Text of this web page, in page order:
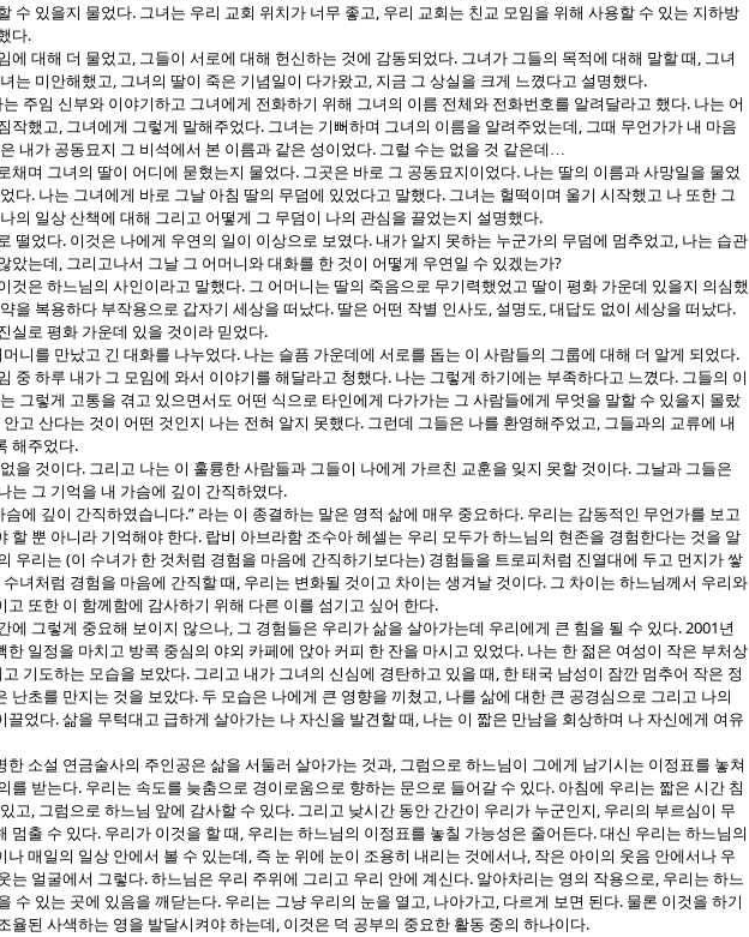
수 있을지 물었다. 그녀는 우리 교회 위치가 너무 좋고, 우리 교회는 친교 모임을 위해 사용할 수 있는 지하방
다.
에 대해 더 물었고, 그들이 서로에 대해 헌신하는 것에 감동되었다. 그녀가 그들의 목적에 대해 말할 때 , 그녀
는 미안해했고, 그녀의 딸이 죽은 기념일이 다가왔고, 지금 그 상실을 크게 느꼈다고 설명했다.
는 주임 신부와 이야기하고 그녀에게 전화하기 위해 그녀의 이름 전체와 전화번호를 알려달라고 했다. 나는 어
작했고, 그녀에게 그렇게 말해주었다. 그녀는 기뻐하며 그녀의 이름을 알려주었는데 , 그때 무언가가 내 마음
내가 공동묘지 그 비석에서 본 이름과 같은 성이었다. 그럴 수는 없을 것 같은데 …
채며 그녀의 딸이 어디에 묻혔는지 물었다. 그곳은 바로 그 공동묘지이었다. 나는 딸의 이름과 사망일을 물었
다. 나는 그녀에게 바로 그날 아침 딸의 무덤에 있었다고 말했다. 그녀는 헐떡이며 울기 시작했고 나 또한 그
의 일상 산책에 대해 그리고 어떻게 그 무덤이 나의 관심을 끌었는지 설명했다.
떨었다. 이것은 나에게 우연의 일이 이상으로 보였다. 내가 알지 못하는 누군가의 무덤에 멈추었고, 나는 습관
았는데 , 그리고나서 그날 그 어머니와 대화를 한 것이 어떻게 우연일 수 있겠는가?
것은 하느님의 사인이라고 말했다. 그 어머니는 딸의 죽음으로 무기력했었고 딸이 평화 가운데 있을지 의심했
을 복용하다 부작용으로 갑자기 세상을 떠났다. 딸은 어떤 작별 인사도, 설명도, 대답도 없이 세상을 떠났다.
실로 평화 가운데 있을 것이라 믿었다.
니를 만났고 긴 대화를 나누었다. 나는 슬픔 가운데에 서로를 돕는 이 사람들의 그룹에 대해 더 알게 되었다.
중 하루 내가 그 모임에 와서 이야기를 해달라고 청했다. 나는 그렇게 하기에는 부족하다고 느꼈다. 그들의 이
그렇게 고통을 겪고 있으면서도 어떤 식으로 타인에게 다가가는 그 사람들에게 무엇을 말할 수 있을지 몰랐
고 산다는 것이 어떤 것인지 나는 전혀 알지 못했다. 그런데 그들은 나를 환영해주었고, 그들과의 교류에 내
해주었다.
을 것이다. 그리고 나는 이 훌륭한 사람들과 그들이 나에게 가르친 교훈을 잊지 못할 것이다. 그날과 그들은
는 그 기억을 내 가슴에 깊이 간직하였다.
슴에 깊이 간직하였습니다.” 라는 이 종결하는 말은 영적 삶에 매우 중요하다. 우리는 감동적인 무언가를 보고
할 뿐 아니라 기억해야 한다. 랍비 아브라함 조수아 헤셀는 우리 모두가 하느님의 현존을 경험한다는 것을 알
우리는 (이 수녀가 한 것처럼 경험을 마음에 간직하기보다는) 경험들을 트로피처럼 진열대에 두고 먼지가 쌓
수녀처럼 경험을 마음에 간직할 때 , 우리는 변화될 것이고 차이는 생겨날 것이다. 그 차이는 하느님께서 우리와
고 또한 이 함께함에 감사하기 위해 다른 이를 섬기고 싶어 한다.
에 그렇게 중요해 보이지 않으나, 그 경험들은 우리가 삶을 살아가는데 우리에게 큰 힘을 될 수 있다. 2001 년
한 일정을 마치고 방콕 중심의 야외 카페에 앉아 커피 한 잔을 마시고 있었다. 나는 한 젊은 여성이 작은 부처상
기도하는 모습을 보았다. 그리고 내가 그녀의 신심에 경탄하고 있을 때 , 한 태국 남성이 잠깐 멈추어 작은 정
난초를 만지는 것을 보았다. 두 모습은 나에게 큰 영향을 끼쳤고, 나를 삶에 대한 큰 공경심으로 그리고 나의
끌었다. 삶을 무턱대고 급하게 살아가는 나 자신을 발견할 때 , 나는 이 짧은 만남을 회상하며 나 자신에게 여유
한 소설 연금술사의 주인공은 삶을 서둘러 살아가는 것과, 그럼으로 하느님이 그에게 남기시는 이정표를 놓쳐
를 받는다. 우리는 속도를 늦춤으로 경이로움으로 향하는 문으로 들어갈 수 있다. 아침에 우리는 짧은 시간 침
고, 그럼으로 하느님 앞에 감사할 수 있다. 그리고 낮시간 동안 간간이 우리가 누군인지 , 우리의 부르심이 무
멈출 수 있다. 우리가 이것을 할 때 , 우리는 하느님의 이정표를 놓칠 가능성은 줄어든다. 대신 우리는 하느님의
나 매일의 일상 안에서 볼 수 있는데, 즉 눈 위에 눈이 조용히 내리는 것에서나, 작은 아이의 웃음 안에서나 우
는 얼굴에서 그렇다. 하느님은 우리 주위에 그리고 우리 안에 계신다. 알아차리는 영의 작용으로, 우리는 하느
수 있는 곳에 있음을 깨닫는다. 우리는 그냥 우리의 눈을 열고, 나아가고, 다르게 보면 된다. 물론 이것을 하기
율된 사색하는 영을 발달시켜야 하는데 , 이것은 덕 공부의 중요한 활동 중의 하나이다.